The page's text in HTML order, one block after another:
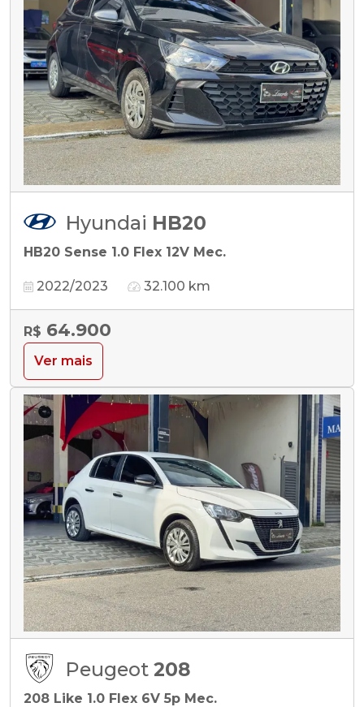
Hyundai HB20
HB20 Sense 1.0 Flex 12V Mec.
2022/2023 32.100 km
R$ 64.900
Ver mais
Peugeot 208
208 Like 1.0 Flex 6V 5p Mec.